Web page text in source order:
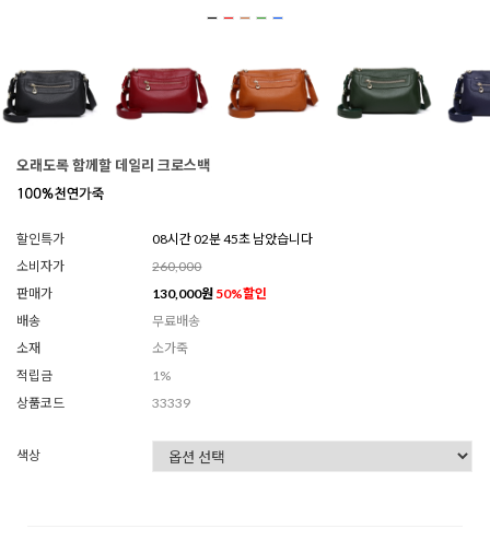
오래도록 함께할 데일리 크로스백
할인특가
08시간 02분 42초 남았습니다
소비자가
260,000
판매가
130,000원 50%할인
배송
무료배송
소재
소가죽
적립금
1%
상품코드
33339
색상